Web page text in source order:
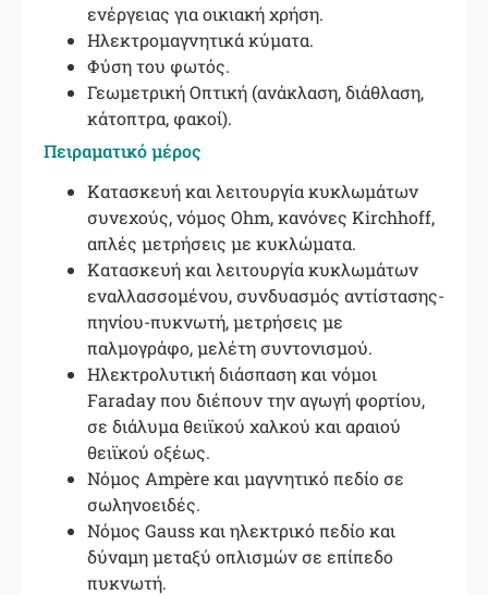
ενέργειας για οικιακή χρήση.
Ηλεκτρομαγνητικά κύματα.
Φύση του φωτός.
Γεωμετρική Οπτική (ανάκλαση, διάθλαση,
κάτοπτρα, φακοί).
Πειραματικό μέρος
Κατασκευή και λειτουργία κυκλωμάτων
συνεχούς, νόμος Ohm, κανόνες Kirchhoff,
απλές μετρήσεις με κυκλώματα.
Κατασκευή και λειτουργία κυκλωμάτων
εναλλασσομένου, συνδυασμός αντίστασης-
πηνίου-πυκνωτή, μετρήσεις με
παλμογράφο, μελέτη συντονισμού.
Ηλεκτρολυτική διάσπαση και νόμοι
Faraday που διέπουν την αγωγή φορτίου,
σε διάλυμα θειϊκού χαλκού και αραιού
θειϊκού οξέως.
Νόμος Ampère και μαγνητικό πεδίο σε
σωληνοειδές.
Νόμος Gauss και ηλεκτρικό πεδίο και
δύναμη μεταξύ οπλισμών σε επίπεδο
πυκνωτή.